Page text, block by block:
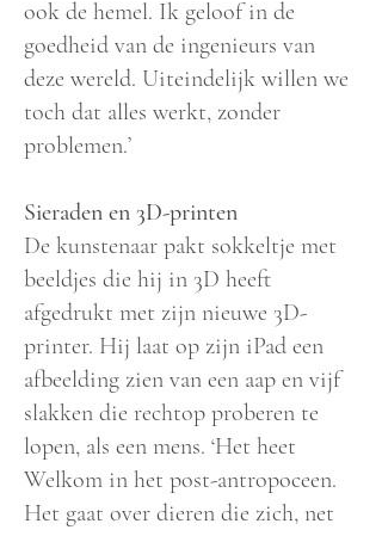
ook de hemel. Ik geloof in de
goedheid van de ingenieurs van
deze wereld. Uiteindelijk willen we
toch dat alles werkt, zonder
problemen.’
Sieraden en 3D-printen
De kunstenaar pakt sokkeltje met
beeldjes die hij in 3D heeft
afgedrukt met zijn nieuwe 3D-
printer. Hij laat op zijn iPad een
afbeelding zien van een aap en vijf
slakken die rechtop proberen te
lopen, als een mens. ‘Het heet
Welkom in het post-antropoceen.
Het gaat over dieren die zich, net